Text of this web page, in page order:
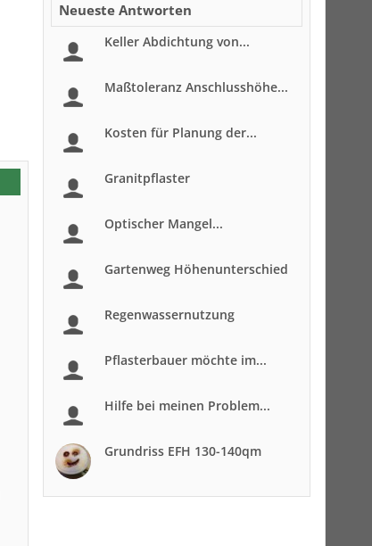
Neueste Antworten
Keller Abdichtung von...
Maßtoleranz Anschlusshöhe...
Kosten für Planung der...
Granitpflaster
Optischer Mangel...
Gartenweg Höhenunterschied
Regenwassernutzung
Pflasterbauer möchte im...
Hilfe bei meinen Problem...
Grundriss EFH 130-140qm